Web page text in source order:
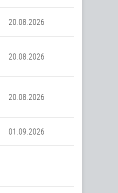
20.08.2026
20.08.2026
20.08.2026
01.09.2026